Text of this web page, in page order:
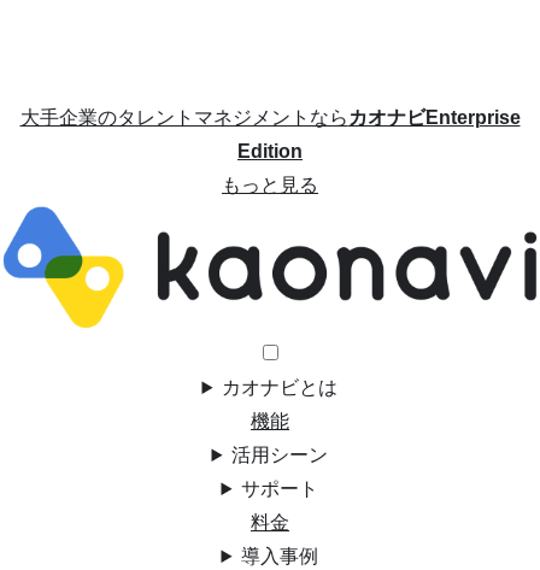
大手企業のタレントマネジメントならカオナビEnterprise
Edition
もっと見る
カオナビとは
機能
活用シーン
サポート
料金
導入事例